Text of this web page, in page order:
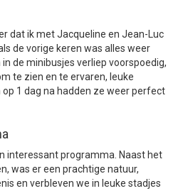
dat ik met Jacqueline en Jean-Luc
de vorige keren was alles weer
de minibusjes verliep voorspoedig,
te zien en te ervaren, leuke
1 dag na hadden ze weer perfect
interessant programma. Naast het
was er een prachtige natuur,
en verbleven we in leuke stadjes